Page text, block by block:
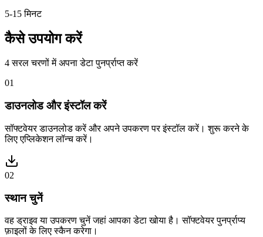
5-15 मिनट
कैसे उपयोग करें
4 सरल चरणों में अपना डेटा पुनर्प्राप्त करें
01
डाउनलोड और इंस्टॉल करें
सॉफ्टवेयर डाउनलोड करें और अपने उपकरण पर इंस्टॉल करें। शुरू करने के
लिए एप्लिकेशन लॉन्च करें।
02
स्थान चुनें
वह ड्राइव या उपकरण चुनें जहां आपका डेटा खोया है। सॉफ्टवेयर पुनर्प्राप्य
फ़ाइलों के लिए स्कैन करेगा।